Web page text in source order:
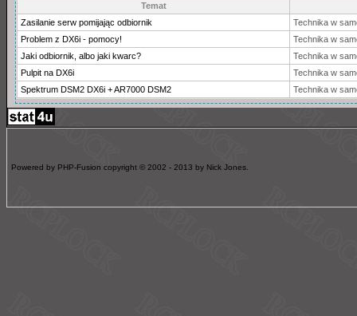
Temat
Zasilanie serw pomijając odbiornik
Technika w
Problem z DX6i - pomocy!
Technika w
Jaki odbiornik, albo jaki kwarc?
Technika w
Pulpit na DX6i
Technika w
Spektrum DSM2 DX6i + AR7000 DSM2
Technika w
Powered by PHP-Fusion copyright © 2002 - 2013 by Nick Jones.